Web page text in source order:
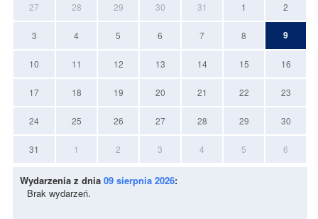
27 28 29 30 31 1 2
3 4 5 6 7 8 9
10 11 12 13 14 15 16
17 18 19 20 21 22 23
24 25 26 27 28 29 30
31 1 2 3 4 5 6
Wydarzenia z dnia 09 sierpnia 2026:
Brak wydarzeń.